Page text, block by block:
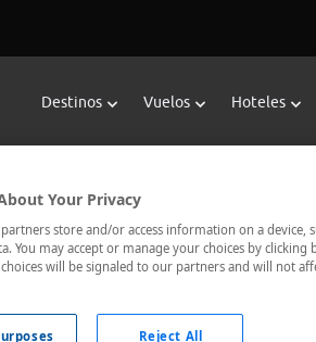
Destinos Vuelos Hoteles
Reservar Hoteles
de Viajes Carrefour te ofrece
el hotel que busques nosotros te
Fechas *
Your Privacy
store and/or access information on a device,
You may accept or manage your choices by
choices will be signaled to our partners and will not
Reject All